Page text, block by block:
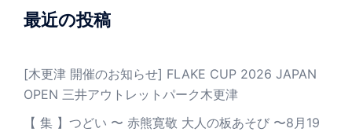
最近の投稿
[木更津 開催のお知らせ] FLAKE CUP 2026 JAPAN
OPEN 三井アウトレットパーク木更津
【 集 】つどい 〜 赤熊寛敬 大人の板あそび 〜8月19